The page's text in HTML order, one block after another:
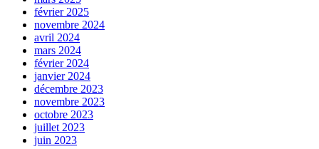
février 2025
novembre 2024
avril 2024
mars 2024
février 2024
janvier 2024
décembre 2023
novembre 2023
octobre 2023
juillet 2023
juin 2023